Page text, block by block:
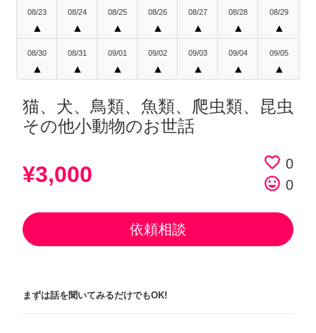
08/23
▲
08/24
▲
08/25
▲
08/26
▲
08/27
▲
08/28
▲
08/29
▲
08/30
▲
08/31
▲
09/01
▲
09/02
▲
09/03
▲
09/04
▲
09/05
▲
猫、犬、鳥類、魚類、爬虫類、昆虫
その他小動物のお世話
¥3,000 favorite_border 0
tag_faces 0
依頼相談
まずは話を聞いてみるだけでもOK!